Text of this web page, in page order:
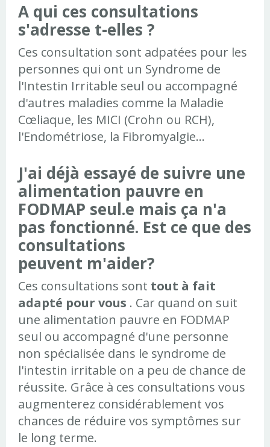
A qui ces consultations
s'adresse t-elles ?
Ces consultation sont adpatées pour les
personnes qui ont un Syndrome de
l'Intestin Irritable seul ou accompagné
d'autres maladies comme la Maladie
Cœliaque, les MICI (Crohn ou RCH),
l'Endométriose, la Fibromyalgie...
J'ai déjà essayé de suivre une
alimentation pauvre en
FODMAP seul.e mais ça n'a
pas fonctionné. Est ce que des
consultations
peuvent m'aider?
Ces consultations sont tout à fait
adapté pour vous . Car quand on suit
une alimentation pauvre en FODMAP
seul ou accompagné d'une personne
non spécialisée dans le syndrome de
l'intestin irritable on a peu de chance de
réussite. Grâce à ces consultations vous
augmenterez considérablement vos
chances de réduire vos symptômes sur
le long terme.